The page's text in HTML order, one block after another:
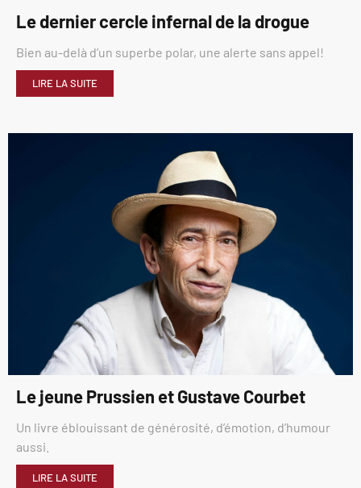
Le dernier cercle infernal de la drogue
Bien au-delà d’un superbe polar, une alerte sans appel!
LIRE LA SUITE
Le jeune Prussien et Gustave Courbet
Un livre éblouissant de générosité, d’émotion, d’humour
aussi.
LIRE LA SUITE